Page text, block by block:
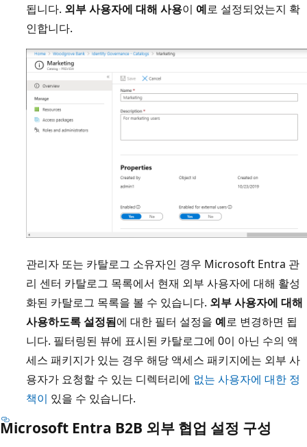
됩니다. 외부 사용자에 대해 사용이 예로 설정되었는지 확
인합니다.
관리자 또는 카탈로그 소유자인 경우 Microsoft Entra 관
리 센터 카탈로그 목록에서 현재 외부 사용자에 대해 활성
화된 카탈로그 목록을 볼 수 있습니다. 외부 사용자에 대해
사용하도록 설정됨에 대한 필터 설정을 예로 변경하면 됩
니다. 필터링된 뷰에 표시된 카탈로그에 0이 아닌 수의 액
세스 패키지가 있는 경우 해당 액세스 패키지에는 외부 사
용자가 요청할 수 있는 디렉터리에 없는 사용자에 대한 정
책이 있을 수 있습니다.
Microsoft Entra B2B 외부 협업 설정 구성